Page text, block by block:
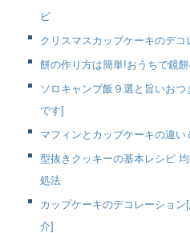
ピ
クリスマスカップケーキのデ
餅の作り方は簡単!おうちで鏡
ソロキャンプ飯９選と旨いお
です]
マフィンとカップケーキの違
型抜きクッキーの基本レシピ
処法
カップケーキのデコレーショ
介]